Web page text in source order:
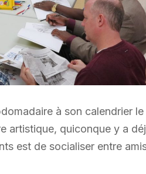
à son calendrier le
artistique, quiconque y a
est de socialiser entre